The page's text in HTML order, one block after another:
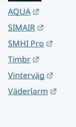
AQUA
SIMAIR
SMHI Pro
Timbr
Vinterväg
Väderlarm